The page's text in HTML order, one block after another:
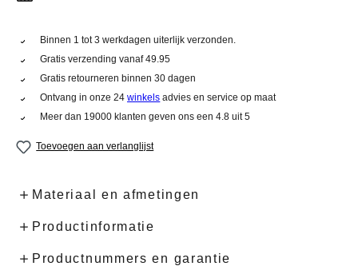
Binnen 1 tot 3 werkdagen uiterlijk verzonden.
Gratis verzending vanaf 49.95
Gratis retourneren binnen 30 dagen
Ontvang in onze 24winkels advies en service op maat
Meer dan 19000 klanten geven ons een 4.8 uit 5
Toevoegen aan verlanglijst
Materiaal en afmetingen
Productinformatie
Productnummers en garantie